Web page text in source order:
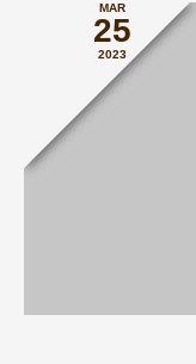
MAR
25
2023